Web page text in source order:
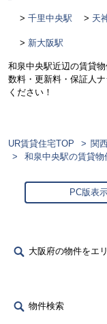
千里中央駅 天
新大阪駅
和泉中央駅近辺の賃貸
数料・更新料・保証人
ください！
UR賃貸住宅TOP 関
和泉中央駅の賃貸物
PC版表
大阪府の物件をエ
物件検索